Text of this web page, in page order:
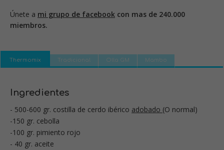
Únete a mi grupo de facebook con mas de 240.000
miembros.
Thermomix Tradicional Olla GM Mambo
Ingredientes
- 500-600 gr. costilla de cerdo ibérico adobado (O normal)
-150 gr. cebolla
-100 gr. pimiento rojo
- 40 gr. aceite